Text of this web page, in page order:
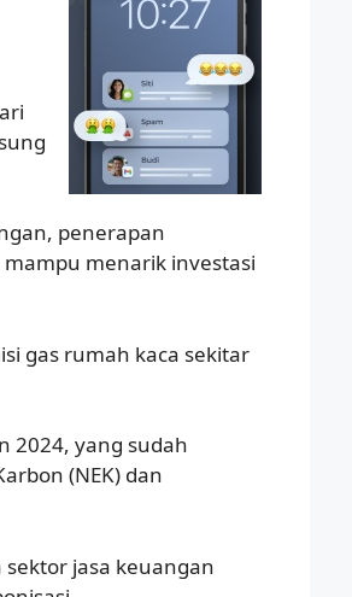
penerapan
menarik investasi
gas rumah kaca sekitar
2024, yang sudah
(NEK) dan
jasa keuangan